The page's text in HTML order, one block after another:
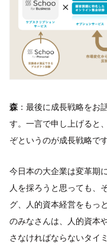
森 ：最後に成長戦略をお
す。一言で申し上げると
ぞというのが成長戦略です
今日本の大企業は変革期
人を採ろうと思っても、
グ、人的資本経営をもっ
のみなさんは、人的資本
さなければならないタイ